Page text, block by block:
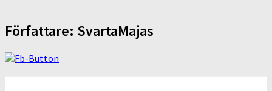
Författare: SvartaMajas